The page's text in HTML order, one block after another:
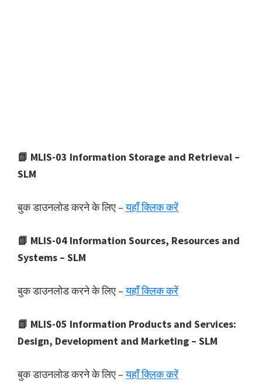
📗 MLIS-03 Information Storage and Retrieval –
SLM
बुक डाउनलोड करने के लिए –यहाँ क्लिक करें
📗 MLIS-04 Information Sources, Resources and
Systems – SLM
बुक डाउनलोड करने के लिए –यहाँ क्लिक करें
📗 MLIS-05 Information Products and Services:
Design, Development and Marketing – SLM
बुक डाउनलोड करने के लिए –यहाँ क्लिक करें